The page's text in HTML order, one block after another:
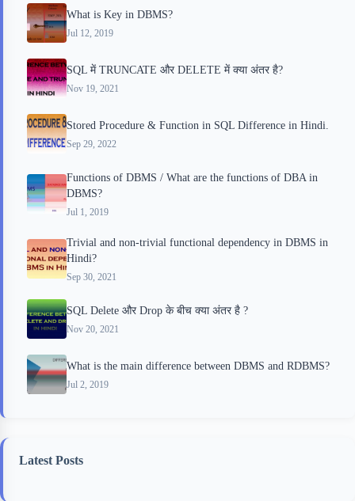
What is Key in DBMS?
Jul 12, 2019
SQL में TRUNCATE और DELETE में क्या अंतर है?
Nov 19, 2021
Stored Procedure & Function in SQL Difference in Hindi.
Sep 29, 2022
Functions of DBMS / What are the functions of DBA in
DBMS?
Jul 1, 2019
Trivial and non-trivial functional dependency in DBMS in
Hindi?
Sep 30, 2021
SQL Delete और Drop के बीच क्या अंतर है ?
Nov 20, 2021
What is the main difference between DBMS and RDBMS?
Jul 2, 2019
Latest Posts